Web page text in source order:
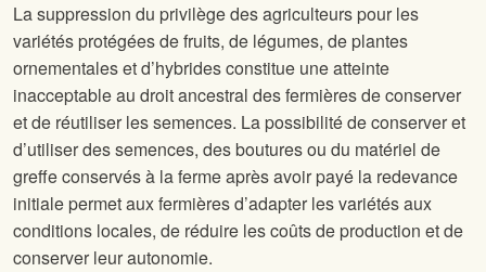
La suppression du privilège des agriculteurs pour les
variétés protégées de fruits, de légumes, de plantes
ornementales et d’hybrides constitue une atteinte
inacceptable au droit ancestral des fermières de conserver
et de réutiliser les semences. La possibilité de conserver et
d’utiliser des semences, des boutures ou du matériel de
greffe conservés à la ferme après avoir payé la redevance
initiale permet aux fermières d’adapter les variétés aux
conditions locales, de réduire les coûts de production et de
conserver leur autonomie.